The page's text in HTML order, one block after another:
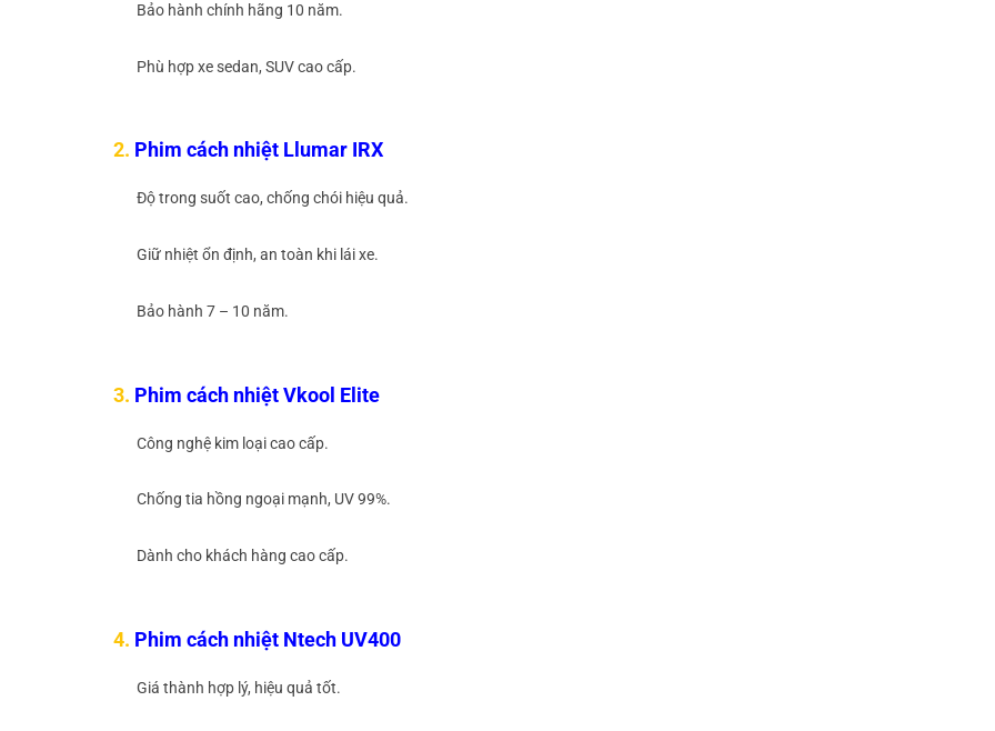
Bảo hành chính hãng 10 năm.
Phù hợp xe sedan, SUV cao cấp.
2. Phim cách nhiệt Llumar IRX
Độ trong suốt cao, chống chói hiệu quả.
Giữ nhiệt ổn định, an toàn khi lái xe.
Bảo hành 7 – 10 năm.
3. Phim cách nhiệt Vkool Elite
Công nghệ kim loại cao cấp.
Chống tia hồng ngoại mạnh, UV 99%.
Dành cho khách hàng cao cấp.
4. Phim cách nhiệt Ntech UV400
Giá thành hợp lý, hiệu quả tốt.